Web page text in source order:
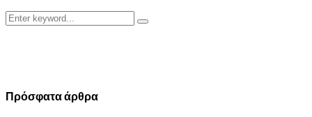
Search
for:
Search
Πρόσφατα άρθρα